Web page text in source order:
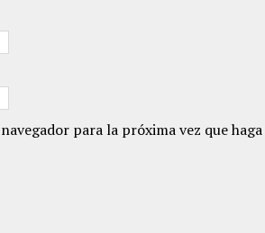
para la próxima vez que haga